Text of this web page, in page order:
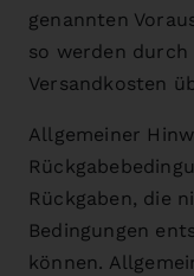
genannten
so werden durch
Versandkosten
Allgemeiner
Rückgaben, die
Bedingungen
können.